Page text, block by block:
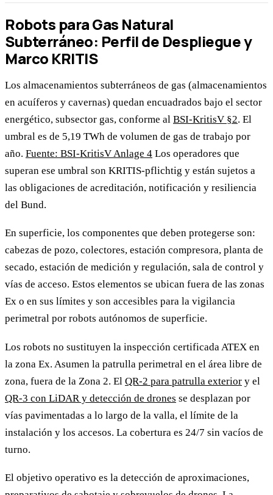
Robots para Gas Natural
Subterráneo: Perfil de Despliegue y
Marco KRITIS
Los almacenamientos subterráneos de gas (almacenamientos
en acuíferos y cavernas) quedan encuadrados bajo el sector
energético, subsector gas, conforme al BSI-KritisV §2. El
umbral es de 5,19 TWh de volumen de gas de trabajo por
año. Fuente: BSI-KritisV Anlage 4 Los operadores que
superan ese umbral son KRITIS-pflichtig y están sujetos a
las obligaciones de acreditación, notificación y resiliencia
del Bund.
En superficie, los componentes que deben protegerse son:
cabezas de pozo, colectores, estación compresora, planta de
secado, estación de medición y regulación, sala de control y
vías de acceso. Estos elementos se ubican fuera de las zonas
Ex o en sus límites y son accesibles para la vigilancia
perimetral por robots autónomos de superficie.
Los robots no sustituyen la inspección certificada ATEX en
la zona Ex. Asumen la patrulla perimetral en el área libre de
zona, fuera de la Zona 2. El QR-2 para patrulla exterior y el
QR-3 con LiDAR y detección de drones se desplazan por
vías pavimentadas a lo largo de la valla, el límite de la
instalación y los accesos. La cobertura es 24/7 sin vacíos de
turno.
El objetivo operativo es la detección de aproximaciones,